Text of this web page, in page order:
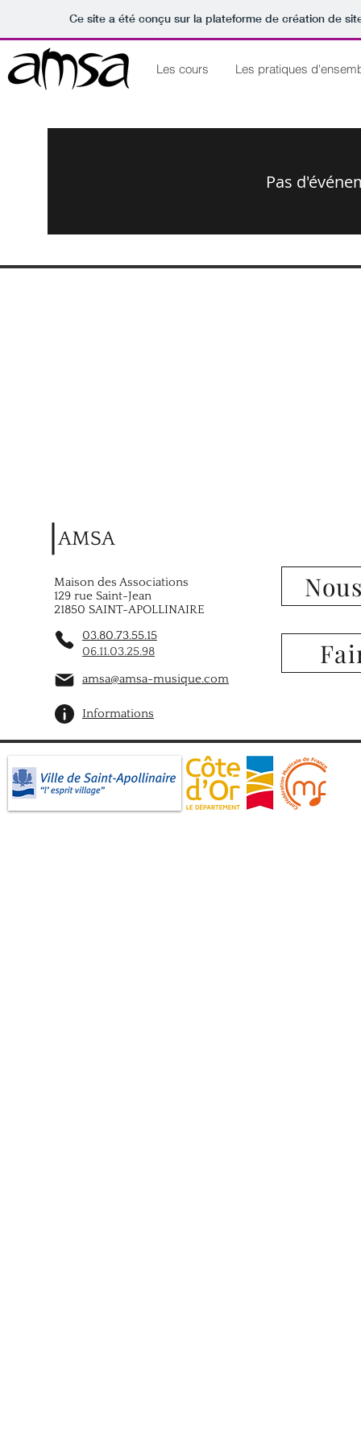
Ce site a été conçu sur la plateforme de création de
Les cours Les pratiques
Pas
AMSA
Maison des Associations
129 rue Saint-Jean
21850 SAINT-APOLLINAIRE
03.80.73.55.15
06.11.03.25.98
amsa@amsa-musique.com
Informations